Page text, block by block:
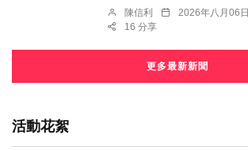
陳信利 2026年八月06日
16 分享
更多最新新聞
活動花絮